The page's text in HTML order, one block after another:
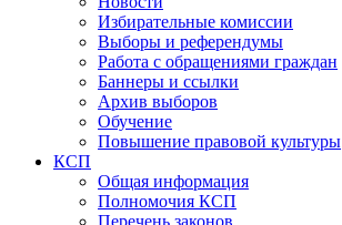
Избирательные комиссии
Выборы и референдумы
Работа с обращениями граждан
Баннеры и ссылки
Архив выборов
Обучение
Повышение правовой культуры
КСП
Общая информация
Полномочия КСП
Перечень законов